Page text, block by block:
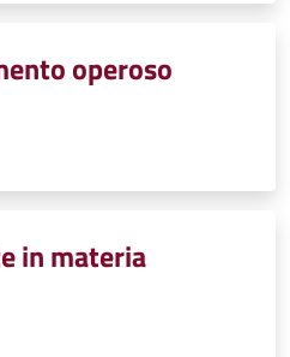
operoso
in materia